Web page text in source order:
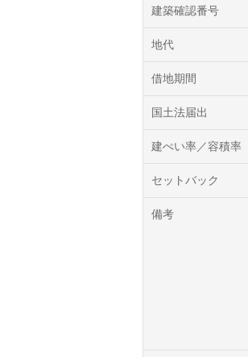
建築確認番号
地代
借地期間
国土法届出
建ぺい率／容積率
セットバック
備考